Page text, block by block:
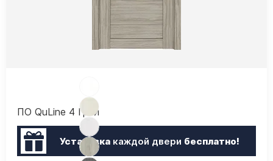
ПО QuLine 4 Грей
Установкакаждой двери бесплатно!